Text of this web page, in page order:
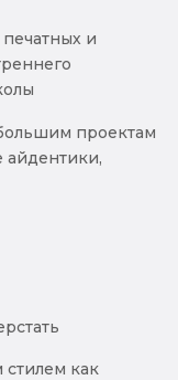
и
проектам
айдентики,
как